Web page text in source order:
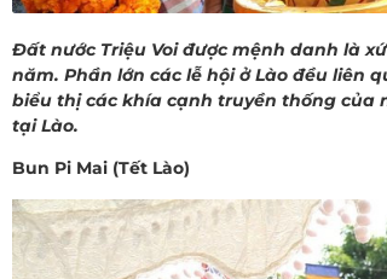
Đất nước Triệu Voi được mệnh danh là
năm. Phần lớn các lễ hội ở Lào đều liên
biểu thị các khía cạnh truyền thống của
tại Lào.
Bun Pi Mai (Tết Lào)